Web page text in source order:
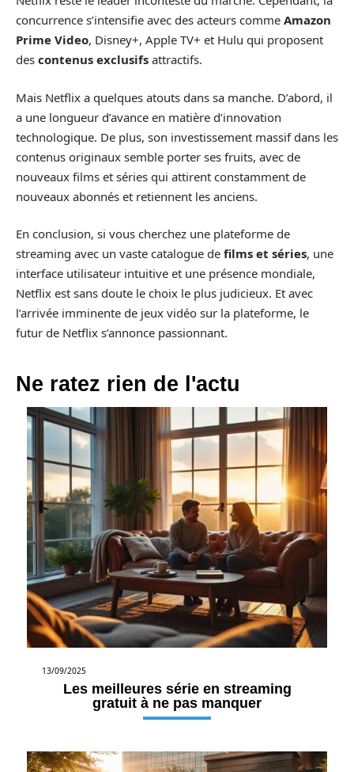
concurrence s’intensifie avec des acteurs comme Amazon
Prime Video, Disney+, Apple TV+ et Hulu qui proposent
des contenus exclusifs attractifs.
Mais Netflix a quelques atouts dans sa manche. D’abord, il
a une longueur d’avance en matière d’innovation
technologique. De plus, son investissement massif dans les
contenus originaux semble porter ses fruits, avec de
nouveaux films et séries qui attirent constamment de
nouveaux abonnés et retiennent les anciens.
En conclusion, si vous cherchez une plateforme de
streaming avec un vaste catalogue de films et séries, une
interface utilisateur intuitive et une présence mondiale,
Netflix est sans doute le choix le plus judicieux. Et avec
l’arrivée imminente de jeux vidéo sur la plateforme, le
futur de Netflix s’annonce passionnant.
Ne ratez rien de l'actu
13/09/2025
Les meilleures série en streaming
gratuit à ne pas manquer